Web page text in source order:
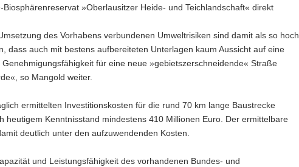
Biosphärenreservat »Oberlausitzer Heide- und Teichlandschaft« direkt
des Vorhabens verbundenen Umweltrisiken sind damit als so hoch
dass auch mit bestens aufbereiteten Unterlagen kaum Aussicht auf eine
Genehmigungsfähigkeit für eine neue »gebietszerschneidende« Straße
so Mangold weiter.
ermittelten Investitionskosten für die rund 70 km lange Baustrecke
heutigem Kenntnisstand mindestens 410 Millionen Euro. Der ermittelbare
deutlich unter den aufzuwendenden Kosten.
und Leistungsfähigkeit des vorhandenen Bundes- und